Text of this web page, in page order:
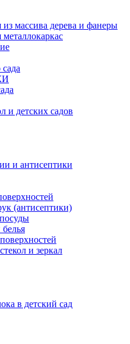
из массива дерева и фанеры
металлокаркас
и детских садов
и антисептики
(антисептики)
и зеркал
в детский сад